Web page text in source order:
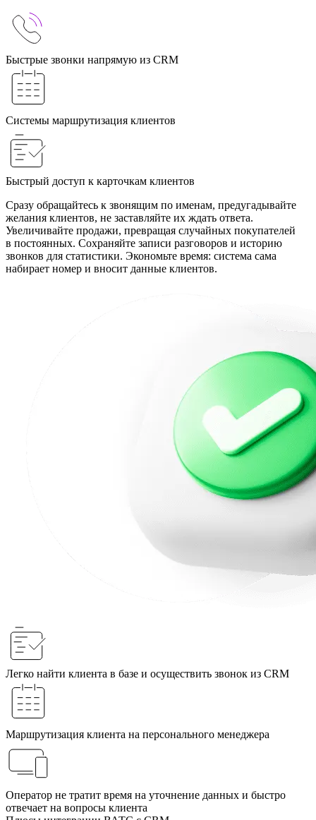
Быстрые звонки напрямую из CRM
Системы маршрутизация клиентов
Быстрый доступ к карточкам клиентов
Сразу обращайтесь к звонящим по именам, предугадывайте
желания клиентов, не заставляйте их ждать ответа.
Увеличивайте продажи, превращая случайных покупателей
в постоянных. Сохраняйте записи разговоров и историю
звонков для статистики. Экономьте время: система сама
набирает номер и вносит данные клиентов.
Легко найти клиента в базе и осуществить звонок из CRM
Маршрутизация клиента на персонального менеджера
Оператор не тратит время на уточнение данных и быстро
отвечает на вопросы клиента